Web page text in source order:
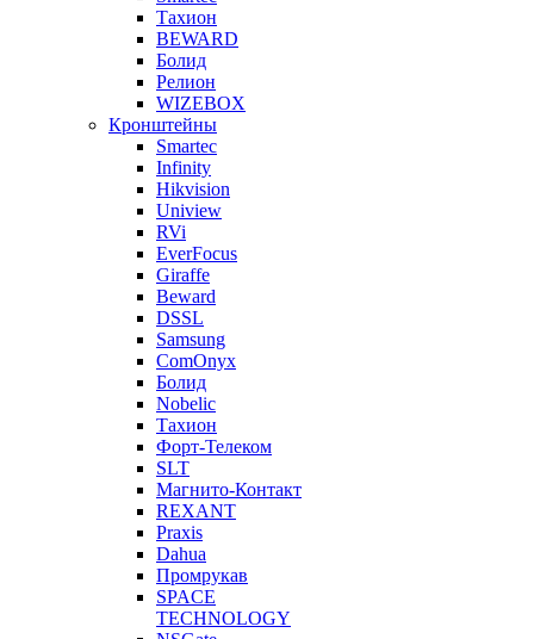
Тахион
BEWARD
Болид
Релион
WIZEBOX
Кронштейны
Smartec
Infinity
Hikvision
Uniview
RVi
EverFocus
Giraffe
Beward
DSSL
Samsung
ComOnyx
Болид
Nobelic
Тахион
Форт-Телеком
SLT
Магнито-Контакт
REXANT
Praxis
Dahua
Промрукав
SPACE
TECHNOLOGY